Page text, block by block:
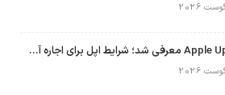
برنامه Apple Upgrade معرفی شد؛ شرایط اپل برای اجاره آیفون، آیپد، مک و اپل واچ